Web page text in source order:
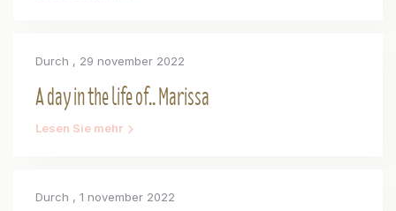
Durch , 29 november 2022
A day in the life of.. Marissa
Lesen Sie mehr
Durch , 1 november 2022